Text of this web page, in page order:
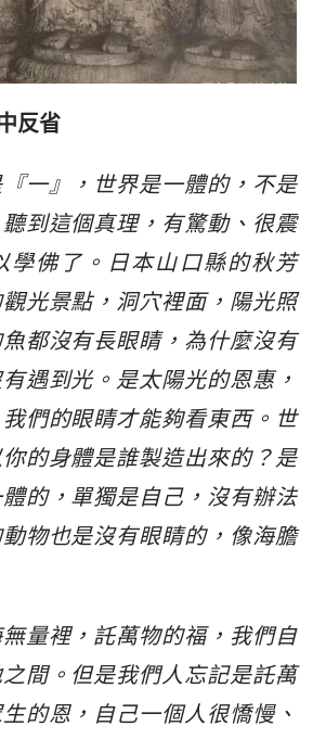
反省
『一』，世界是一體的，不是
到這個真理，有驚動、很震
學佛了。日本山口縣的秋芳
光景點，洞穴裡面，陽光照
都沒有長眼睛，為什麼沒有
遇到光。是太陽光的恩惠，
們的眼睛才能夠看東西。世
的身體是誰製造出來的？是
的，單獨是自己，沒有辦法
物也是沒有眼睛的，像海膽
量裡，託萬物的福，我們自
間。但是我們人忘記是託萬
的恩，自己一個人很憍慢、